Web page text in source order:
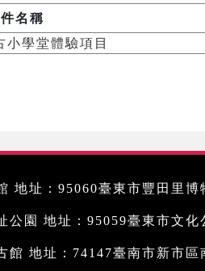
名稱
小學堂體驗項目
地址：95060臺東市豐田里
公園 地址：95059臺東市文
館 地址：74147臺南市新市